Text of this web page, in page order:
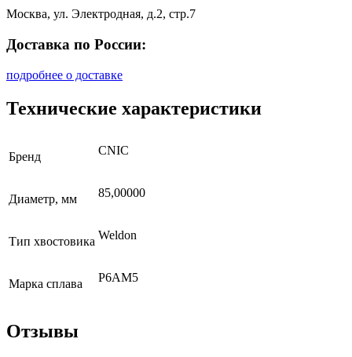
Москва, ул. Электродная, д.2, стр.7
Доставка по России:
подробнее о доставке
Технические характеристики
Бренд CNIC
Диаметр, мм 85,00000
Тип хвостовика Weldon
Марка сплава Р6АМ5
Отзывы